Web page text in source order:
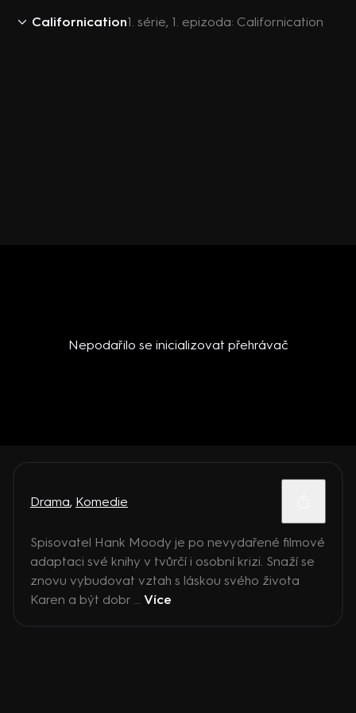
Californication1. série, 1. epizoda: Californication
Nepodařilo se inicializovat přehrávač
Drama, Komedie
Spisovatel Hank Moody je po nevydařené filmové
adaptaci své knihy v tvůrčí i osobní krizi. Snaží se
znovu vybudovat vztah s láskou svého života
Karen a být dobr ... Více